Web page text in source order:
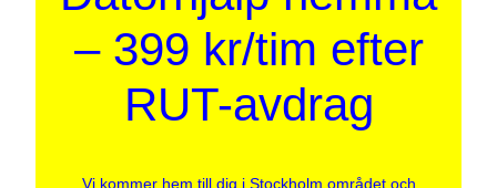
– 399 kr/tim efter
RUT-avdrag
Vi kommer hem till dig i Stockholm området och